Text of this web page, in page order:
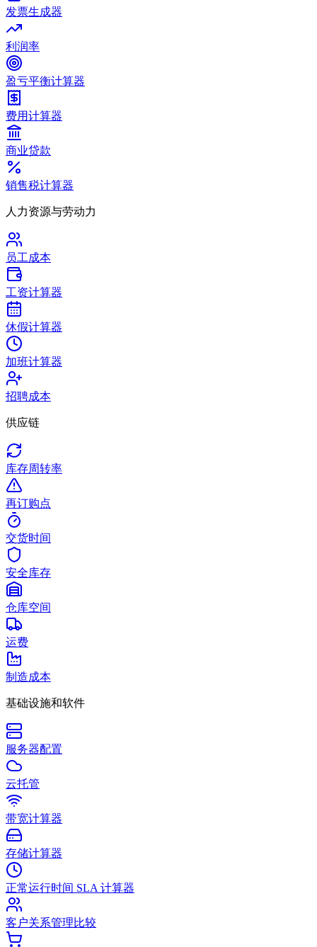
发票生成器
利润率
盈亏平衡计算器
费用计算器
商业贷款
销售税计算器
人力资源与劳动力
员工成本
工资计算器
休假计算器
加班计算器
招聘成本
供应链
库存周转率
再订购点
交货时间
安全库存
仓库空间
运费
制造成本
基础设施和软件
服务器配置
云托管
带宽计算器
存储计算器
正常运行时间 SLA 计算器
客户关系管理比较